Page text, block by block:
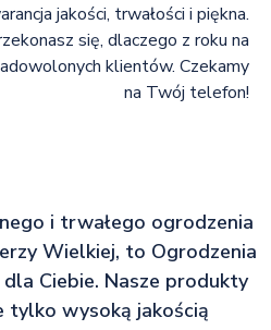
jakości, trwałości i piękna.
się, dlaczego z roku na
klientów. Czekamy
na Twój telefon!
i trwałego ogrodzenia
Wielkiej, to Ogrodzenia
Ciebie. Nasze produkty
tylko wysoką jakością